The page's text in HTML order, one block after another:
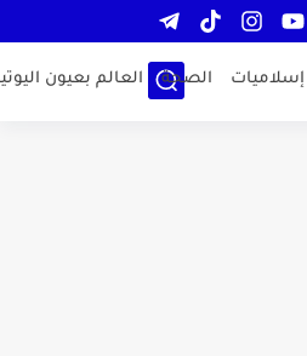
إسلاميات الصحة العالم بعيون